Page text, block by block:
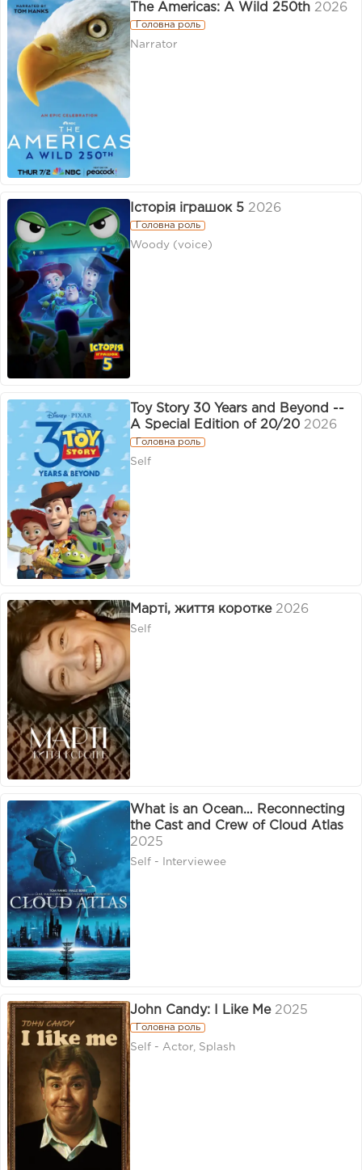
The Americas: A Wild 250th 2026
Головна роль
Narrator
Історія іграшок 5 2026
Головна роль
Woody (voice)
Toy Story 30 Years and Beyond --
A Special Edition of 20/20 2026
Головна роль
Self
Марті, життя коротке 2026
Self
What is an Ocean… Reconnecting
the Cast and Crew of Cloud Atlas
2025
Self - Interviewee
John Candy: I Like Me 2025
Головна роль
Self - Actor, Splash